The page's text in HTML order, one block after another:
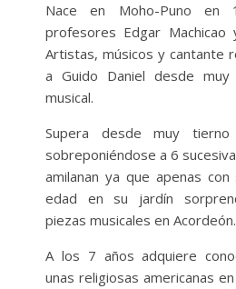
Nace en Moho-Puno en
profesores Edgar Machicao
Artistas, músicos y cantante
a Guido Daniel desde
musical.
Supera desde muy tierno
sobreponiéndose a 6
amilanan ya que apenas
edad en su jardín
piezas musicales en Acordeón.
A los 7 años adquiere
unas religiosas americanas